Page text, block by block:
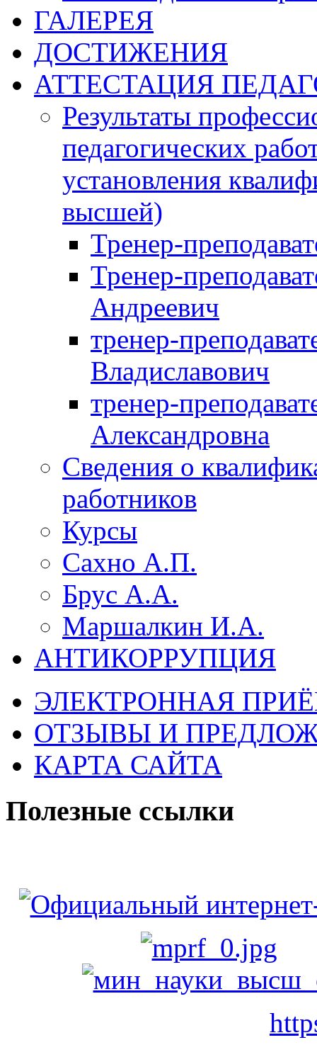
ГАЛЕРЕЯ
ДОСТИЖЕНИЯ
АТТЕСТАЦИЯ
Результаты
педагогических
установления
высшей)
Тренер-
Тренер-
Андреевич
тренер-
Владиславович
тренер-
Александровна
Сведения о
работников
Курсы
Сахно А.П.
Брус А.А.
Маршалкин И.А.
АНТИКОРРУПЦИЯ
ЭЛЕКТРОННАЯ
ОТЗЫВЫ И
КАРТА САЙТА
Полезные ссылки